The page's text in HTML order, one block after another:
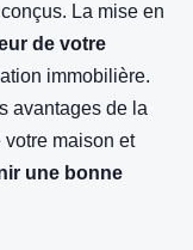
La mise en
de votre
immobilière.
avantages de la
maison et
une bonne